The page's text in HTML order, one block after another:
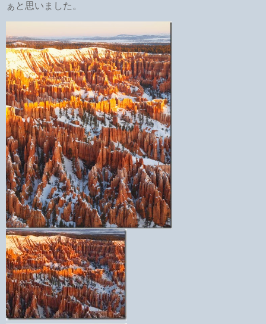
ぁと思いました。